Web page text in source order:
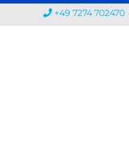
+49 7274 702470